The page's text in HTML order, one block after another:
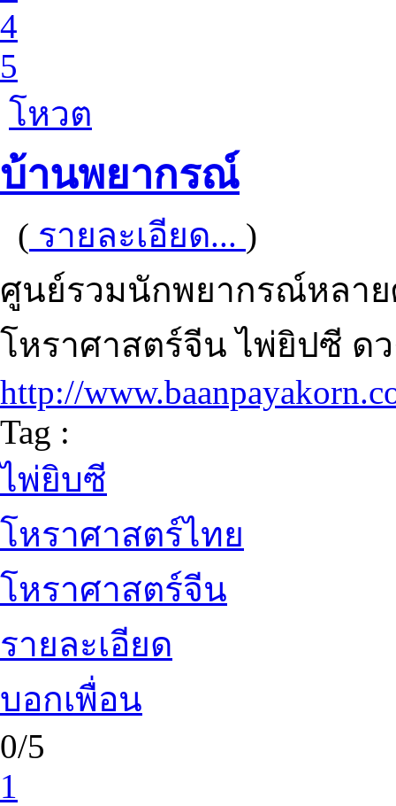
4
5
โหวต
บ้านพยากรณ์
( รายละเอียด... )
ศูนย์รวมนักพยากรณ์หลาย
โหราศาสตร์จีน ไพ่ยิปซี ด
http://
Tag :
ไพ่ยิบซี
โหราศาสตร์ไทย
โหราศาสตร์จีน
รายละเอียด
บอกเพื่อน
0/5
1